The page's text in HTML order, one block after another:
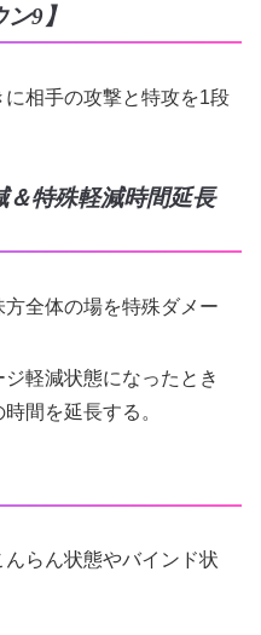
9】
相手の攻撃と特攻を1段
＆特殊軽減時間延長
全体の場を特殊ダメー
軽減状態になったとき
間を延長する。
らん状態やバインド状